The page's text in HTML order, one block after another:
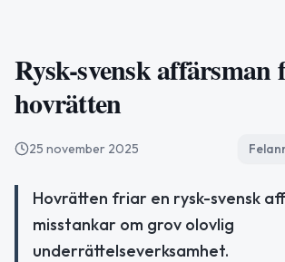
Rysk-svensk affärsman
hovrätten
25 november 2025
Hovrätten friar en rysk-svensk
misstankar om grov olovlig
underrättelseverksamhet.